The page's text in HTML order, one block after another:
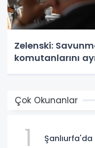
Zelenski:
komutanlarını
Çok Okunanlar
1